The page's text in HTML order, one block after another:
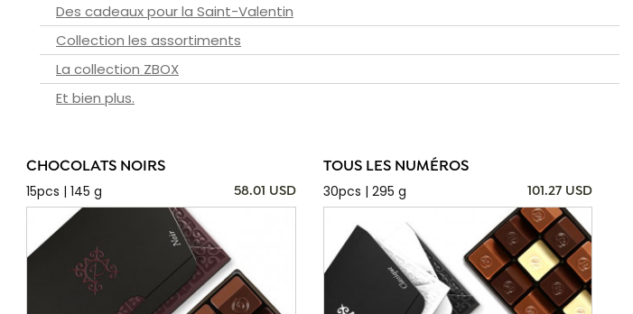
Des cadeaux pour la Saint-Valentin
Collection les assortiments
La collection ZBOX
Et bien plus.
CHOCOLATS NOIRS
15pcs | 145 g
58.01 USD
TOUS LES NUMÉROS
30pcs | 295 g
101.27 USD